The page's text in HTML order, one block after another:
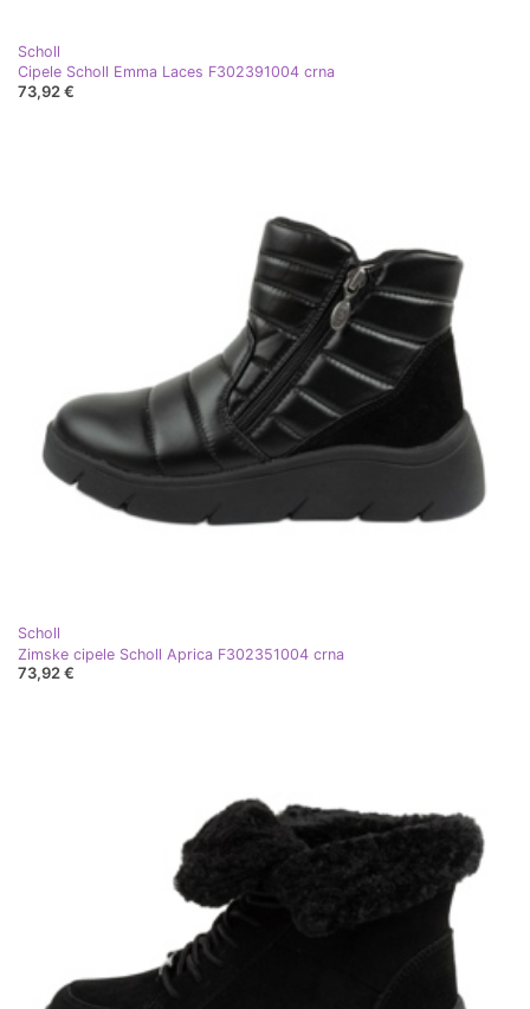
Scholl
Cipele Scholl Emma Laces F302391004 crna
73,92 €
Scholl
Zimske cipele Scholl Aprica F302351004 crna
73,92 €